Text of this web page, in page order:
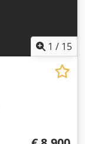
1 / 15